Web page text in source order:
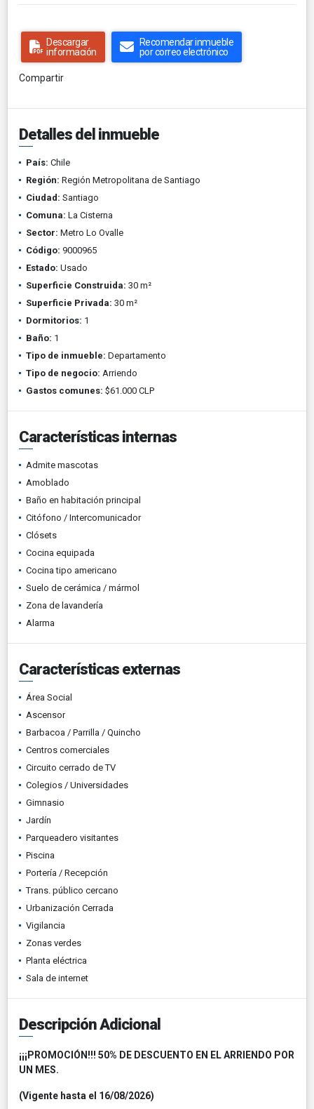
Descargar
información
Recomendar inmueble
por correo electrónico
Compartir
Detalles del inmueble
País: Chile
Región: Región Metropolitana de Santiago
Ciudad: Santiago
Comuna: La Cisterna
Sector: Metro Lo Ovalle
Código: 9000965
Estado: Usado
Superficie Construida: 30 m²
Superficie Privada: 30 m²
Dormitorios: 1
Baño: 1
Tipo de inmueble: Departamento
Tipo de negocio: Arriendo
Gastos comunes: $61.000 CLP
Características internas
Admite mascotas
Amoblado
Baño en habitación principal
Citófono / Intercomunicador
Clósets
Cocina equipada
Cocina tipo americano
Suelo de cerámica / mármol
Zona de lavandería
Alarma
Características externas
Área Social
Ascensor
Barbacoa / Parrilla / Quincho
Centros comerciales
Circuito cerrado de TV
Colegios / Universidades
Gimnasio
Jardín
Parqueadero visitantes
Piscina
Portería / Recepción
Trans. público cercano
Urbanización Cerrada
Vigilancia
Zonas verdes
Planta eléctrica
Sala de internet
Descripción Adicional
¡¡¡PROMOCIÓN!!! 50% DE DESCUENTO EN EL ARRIENDO POR
UN MES.
(Vigente hasta el 16/08/2026)